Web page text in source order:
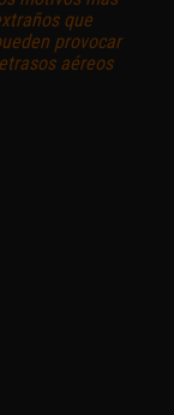
que
provocar
aéreos